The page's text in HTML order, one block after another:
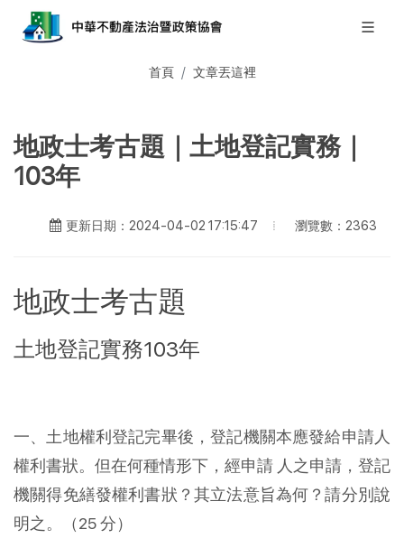
首頁 文章丟這裡
地政士考古題｜土地登記實務｜
103年
更新日期：2024-04-02 17:15:47 瀏覽數：2363
地政士考古題
土地登記實務103年
一、土地權利登記完畢後，登記機關本應發給申請人
權利書狀。但在何種情形下，經申請 人之申請，登記
機關得免繕發權利書狀？其立法意旨為何？請分別說
明之。（25 分）